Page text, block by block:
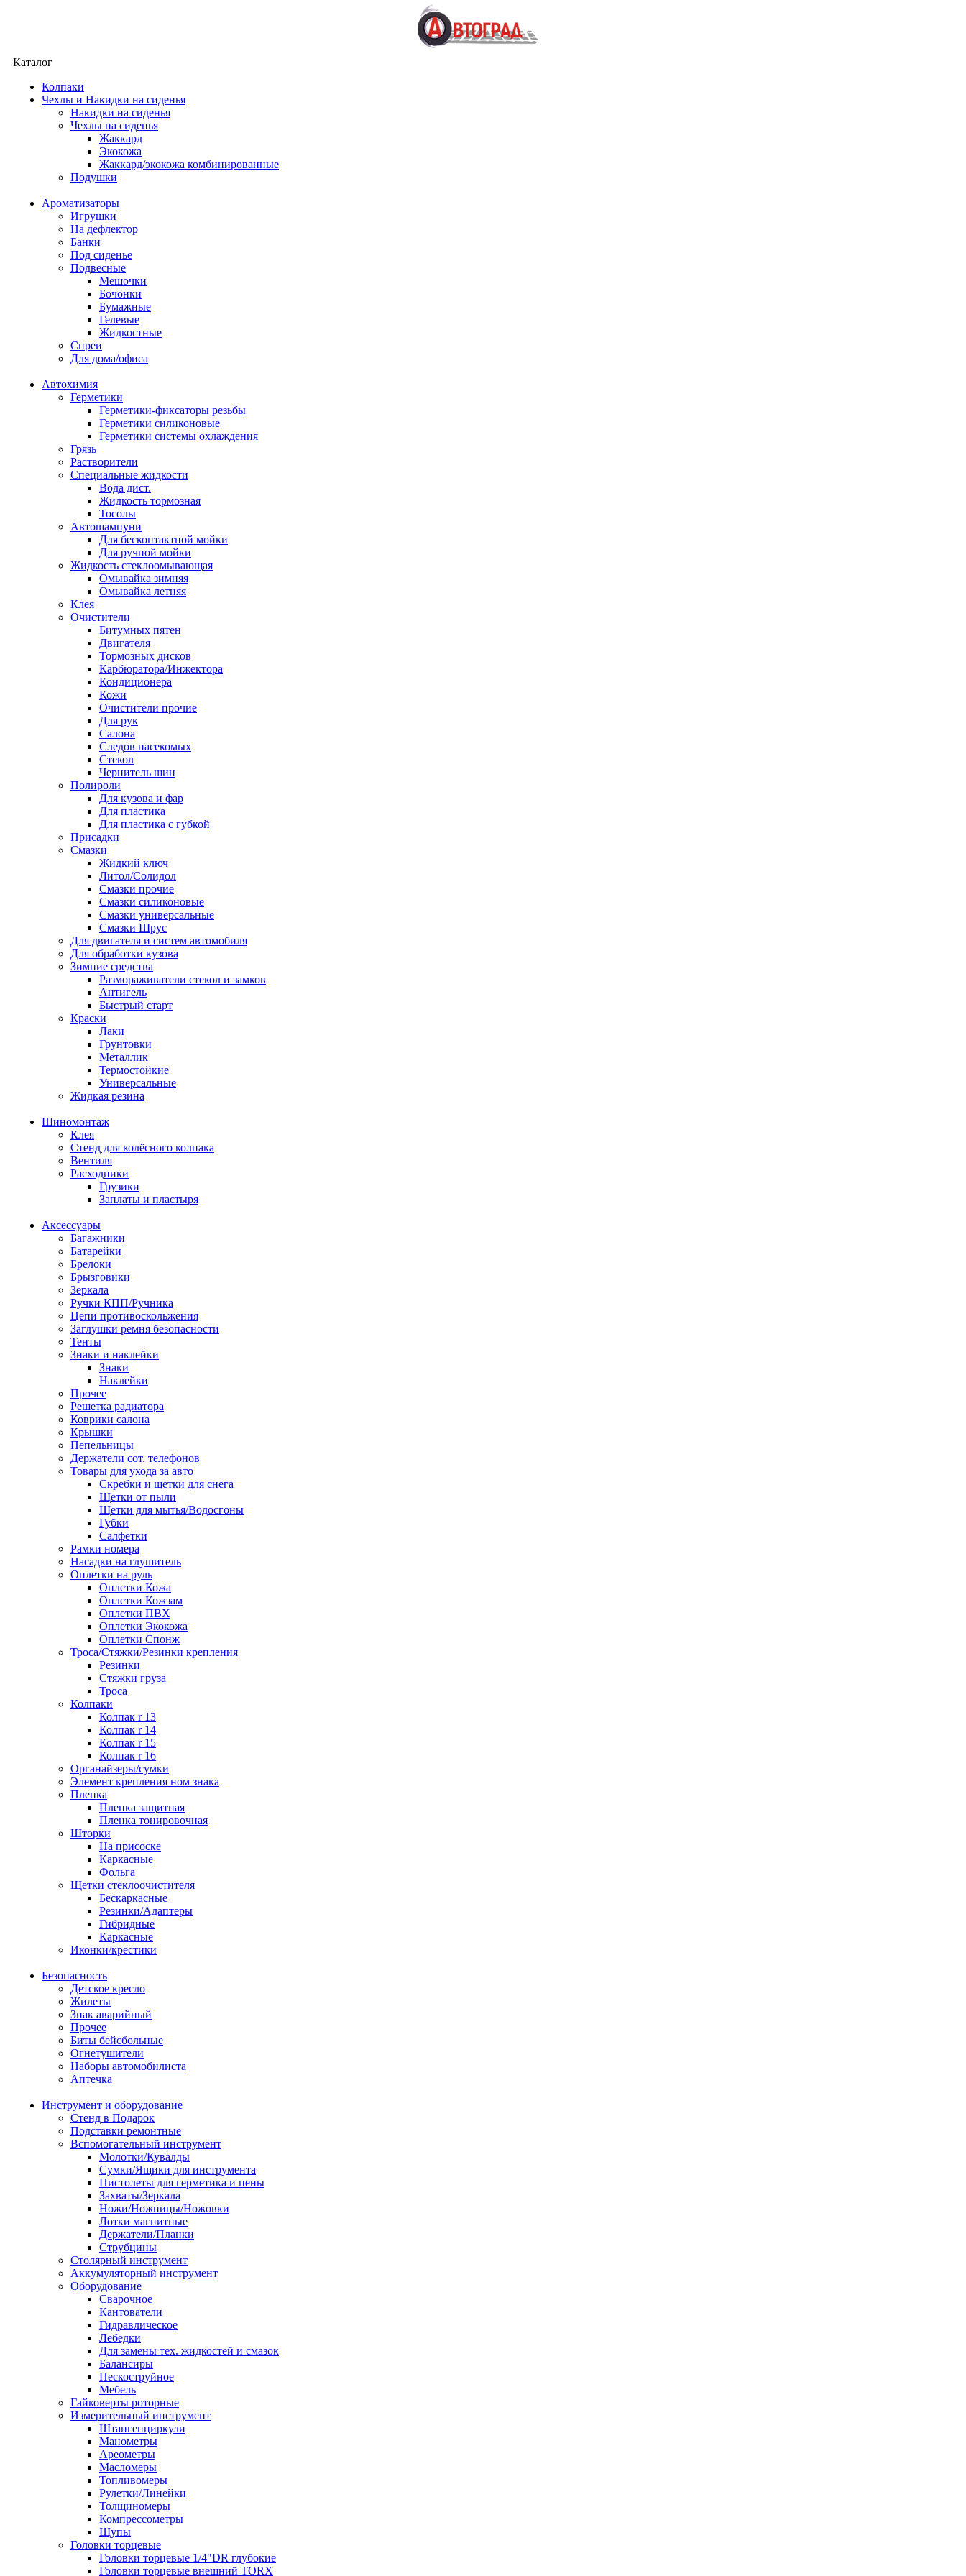
Каталог
Колпаки
Чехлы и Накидки на сиденья
Накидки на сиденья
Чехлы на сиденья
Жаккард
Экокожа
Жаккард/экокожа комбинированные
Подушки
Ароматизаторы
Игрушки
На дефлектор
Банки
Под сиденье
Подвесные
Мешочки
Бочонки
Бумажные
Гелевые
Жидкостные
Спреи
Для дома/офиса
Автохимия
Герметики
Герметики-фиксаторы резьбы
Герметики силиконовые
Герметики системы охлаждения
Грязь
Растворители
Специальные жидкости
Вода дист.
Жидкость тормозная
Тосолы
Автошампуни
Для бесконтактной мойки
Для ручной мойки
Жидкость стеклоомывающая
Омывайка зимняя
Омывайка летняя
Клея
Очистители
Битумных пятен
Двигателя
Тормозных дисков
Карбюратора/Инжектора
Кондиционера
Кожи
Очистители прочие
Для рук
Салона
Следов насекомых
Стекол
Чернитель шин
Полироли
Для кузова и фар
Для пластика
Для пластика с губкой
Присадки
Смазки
Жидкий ключ
Литол/Солидол
Смазки прочие
Смазки силиконовые
Смазки универсальные
Смазки Шрус
Для двигателя и систем автомобиля
Для обработки кузова
Зимние средства
Размораживатели стекол и замков
Антигель
Быстрый старт
Краски
Лаки
Грунтовки
Металлик
Термостойкие
Универсальные
Жидкая резина
Шиномонтаж
Клея
Стенд для колёсного колпака
Вентиля
Расходники
Грузики
Заплаты и пластыря
Аксессуары
Багажники
Батарейки
Брелоки
Брызговики
Зеркала
Ручки КПП/Ручника
Цепи противоскольжения
Заглушки ремня безопасности
Тенты
Знаки и наклейки
Знаки
Наклейки
Прочее
Решетка радиатора
Коврики салона
Крышки
Пепельницы
Держатели сот. телефонов
Товары для ухода за авто
Скребки и щетки для снега
Щетки от пыли
Щетки для мытья/Водосгоны
Губки
Салфетки
Рамки номера
Насадки на глушитель
Оплетки на руль
Оплетки Кожа
Оплетки Кожзам
Оплетки ПВХ
Оплетки Экокожа
Оплетки Спонж
Троса/Стяжки/Резинки крепления
Резинки
Стяжки груза
Троса
Колпаки
Колпак r 13
Колпак r 14
Колпак r 15
Колпак r 16
Органайзеры/сумки
Элемент крепления ном знака
Пленка
Пленка защитная
Пленка тонировочная
Шторки
На присоске
Каркасные
Фольга
Щетки стеклоочистителя
Бескаркасные
Резинки/Адаптеры
Гибридные
Каркасные
Иконки/крестики
Безопасность
Детское кресло
Жилеты
Знак аварийный
Прочее
Биты бейсбольные
Огнетушители
Наборы автомобилиста
Аптечка
Инструмент и оборудование
Стенд в Подарок
Подставки ремонтные
Вспомогательный инструмент
Молотки/Кувалды
Сумки/Ящики для инструмента
Пистолеты для герметика и пены
Захваты/Зеркала
Ножи/Ножницы/Ножовки
Лотки магнитные
Держатели/Планки
Струбцины
Столярный инструмент
Аккумуляторный инструмент
Оборудование
Сварочное
Кантователи
Гидравлическое
Лебедки
Для замены тех. жидкостей и смазок
Балансиры
Пескоструйное
Мебель
Гайковерты роторные
Измерительный инструмент
Штангенциркули
Манометры
Ареометры
Масломеры
Топливомеры
Рулетки/Линейки
Толщиномеры
Компрессометры
Щупы
Головки торцевые
Головки торцевые 1/4"DR глубокие
Головки торцевые внешний TORX